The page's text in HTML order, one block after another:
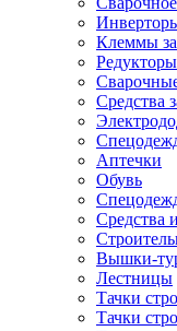
Клеммы
Редукторы
Средства
Аптечки
Обувь
Средства
Вышки-
Лестницы
Тачки
Тачки